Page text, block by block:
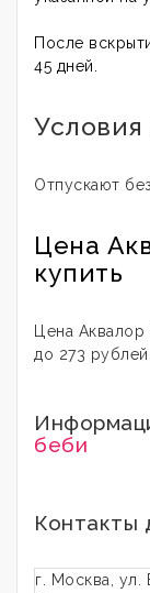
После
45 дней.
Отпускают
Цена
купить
Цена Аквалор
до 273 рублей.
беби
Контакты
г. Москва, ул.